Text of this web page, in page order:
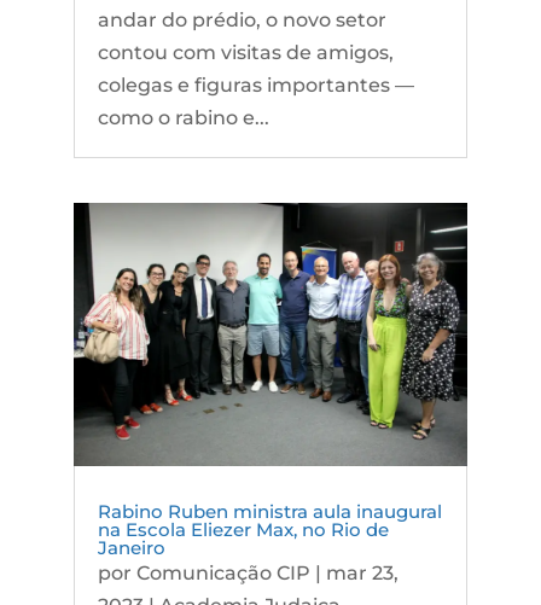
andar do prédio, o novo setor
contou com visitas de amigos,
colegas e figuras importantes —
como o rabino e...
Rabino Ruben ministra aula inaugural
na Escola Eliezer Max, no Rio de
Janeiro
por Comunicação CIP | mar 23,